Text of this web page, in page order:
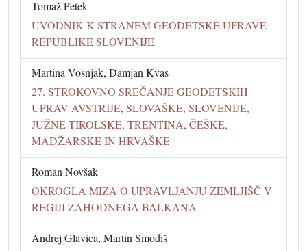
Tomaž Petek
UVODNIK K STRANEM GEODETSKE UPRAVE
REPUBLIKE SLOVENIJE
Martina Vošnjak, Damjan Kvas
27. STROKOVNO SREČANJE GEODETSKIH
UPRAV AVSTRIJE, SLOVAŠKE, SLOVENIJE,
JUŽNE TIROLSKE, TRENTINA, ČEŠKE,
MADŽARSKE IN HRVAŠKE
Roman Novšak
OKROGLA MIZA O UPRAVLJANJU ZEMLJIŠČ V
REGIJI ZAHODNEGA BALKANA
Andrej Glavica, Martin Smodiš